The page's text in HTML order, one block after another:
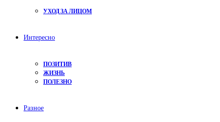
УХОД ЗА ЛИЦОМ
Интересно
ПОЗИТИВ
ЖИЗНЬ
ПОЛЕЗНО
Разное